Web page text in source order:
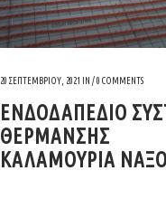
20 ΣΕΠΤΕΜΒΡΊΟΥ, 2021 IN /0 COMMENTS
ΕΝΔΟΔΑΠΕΔΙΟ
ΘΕΡΜΑΝΣΗΣ
ΚΑΛΑΜΟΥΡΙΑ